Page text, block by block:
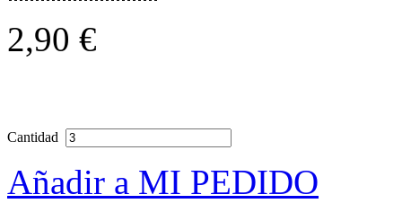
2,90 €
Cantidad
Añadir a MI PEDIDO